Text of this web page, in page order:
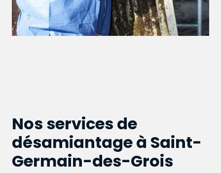
Nos services de
désamiantage à Saint-
Germain-des-Grois